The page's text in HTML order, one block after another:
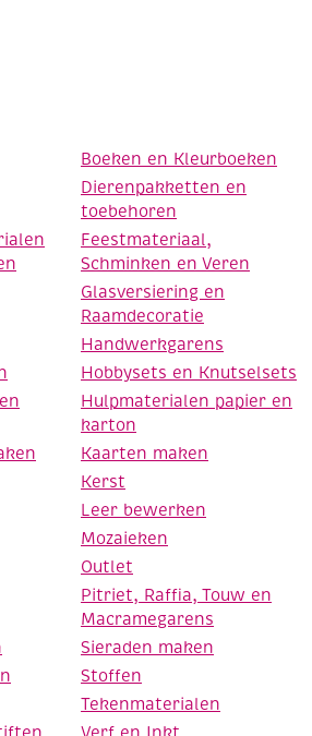
Boeken en Kleurboeken
Dierenpakketten en
toebehoren
Feestmateriaal,
Schminken en Veren
Glasversiering en
Raamdecoratie
Handwerkgarens
Hobbysets en Knutselsets
Hulpmaterialen papier en
karton
Kaarten maken
Kerst
Leer bewerken
Mozaieken
Outlet
Pitriet, Raffia, Touw en
Macramegarens
Sieraden maken
Stoffen
Tekenmaterialen